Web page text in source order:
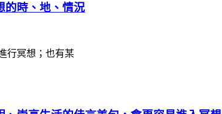
的時、地、情況
行冥想；也有某